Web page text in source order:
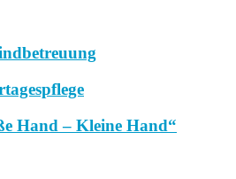
Hand – Kleine Hand“